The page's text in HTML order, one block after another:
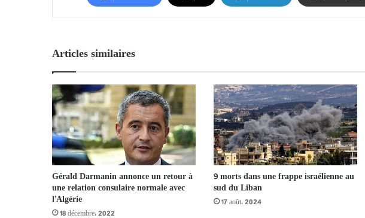
Articles similaires
Gérald Darmanin annonce un retour à
une relation consulaire normale avec
l’Algérie
18 décembre، 2022
9 morts dans une frappe israélienne au
sud du Liban
17 août، 2024